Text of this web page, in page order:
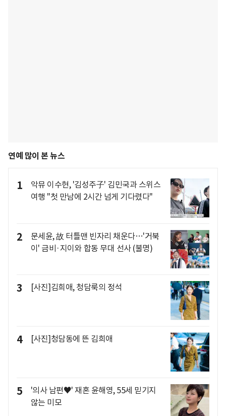
연예 많이 본 뉴스
1
악뮤 이수현, '김성주子' 김민국과 스위스
여행 "첫 만남에 2시간 넘게 기다렸다"
2
문세윤, 故 터틀맨 빈자리 채운다…'거북
이' 금비·지이와 합동 무대 선사 (불명)
3 [사진]김희애, 청담룩의 정석
4 [사진]청담동에 뜬 김희애
5
'의사 남편♥' 재혼 윤해영, 55세 믿기지
않는 미모